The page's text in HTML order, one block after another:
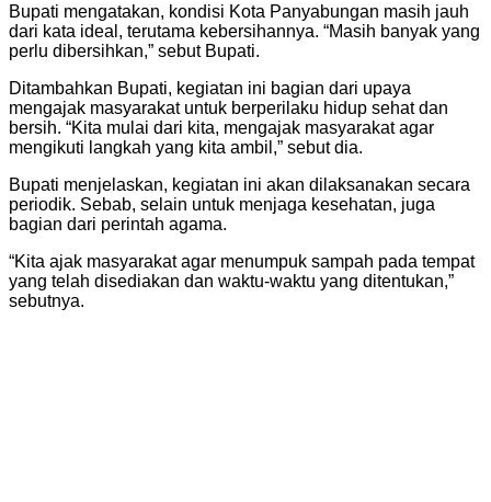
Bupati mengatakan, kondisi Kota Panyabungan masih jauh
dari kata ideal, terutama kebersihannya. “Masih banyak yang
perlu dibersihkan,” sebut Bupati.
Ditambahkan Bupati, kegiatan ini bagian dari upaya
mengajak masyarakat untuk berperilaku hidup sehat dan
bersih. “Kita mulai dari kita, mengajak masyarakat agar
mengikuti langkah yang kita ambil,” sebut dia.
Bupati menjelaskan, kegiatan ini akan dilaksanakan secara
periodik. Sebab, selain untuk menjaga kesehatan, juga
bagian dari perintah agama.
“Kita ajak masyarakat agar menumpuk sampah pada tempat
yang telah disediakan dan waktu-waktu yang ditentukan,”
sebutnya.